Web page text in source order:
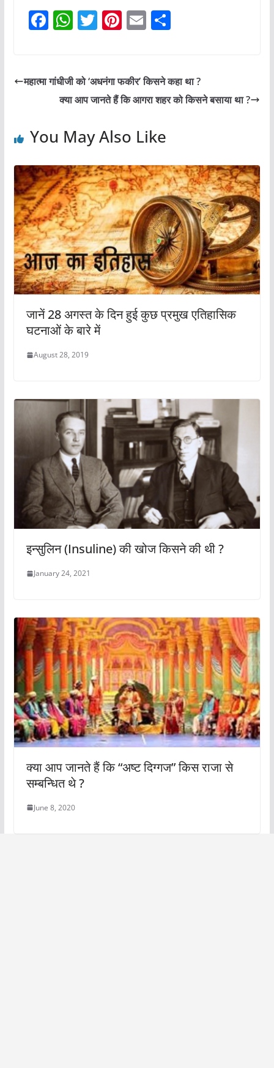
F
e
b
o
W
s
A
p
T
er
Pi
e
st
E
l
S
e
महात्मा गांधीजी को ‘अधनंगा फकीर’ किसने कहा था ?
क्या आप जानते हैं कि आगरा शहर को किसने बसाया था ?
You May Also Like
जानें 28 अगस्त के दिन हुई कुछ प्रमुख एतिहासिक
घटनाओं के बारे में
August 28, 2019
इन्सुलिन (Insuline) की खोज किसने की थी ?
January 24, 2021
क्या आप जानते हैं कि “अष्ट दिग्गज” किस राजा से
सम्बन्धित थे ?
June 8, 2020